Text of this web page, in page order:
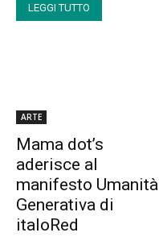
LEGGI TUTTO
ARTE
Mama dot’s
aderisce al
manifesto Umanità
Generativa di
italoRed